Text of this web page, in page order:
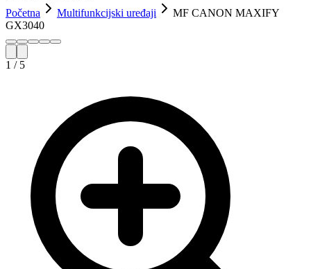
Početna
Multifunkcijski uređaji
MF CANON MAXIFY
GX3040
1 / 5